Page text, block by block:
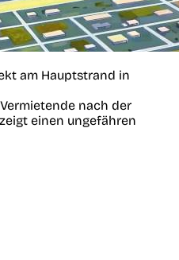
am Hauptstrand in
nach der
einen ungefähren